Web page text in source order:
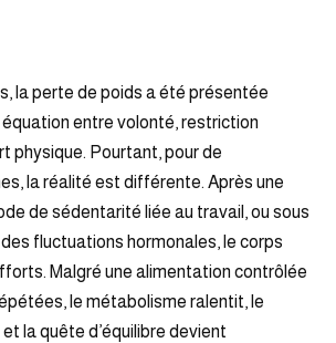
la perte de poids a été présentée
entre volonté, restriction
physique. Pourtant, pour de
la réalité est différente. Après une
de sédentarité liée au travail, ou sous
fluctuations hormonales, le corps
Malgré une alimentation contrôlée
le métabolisme ralentit, le
la quête d’équilibre devient